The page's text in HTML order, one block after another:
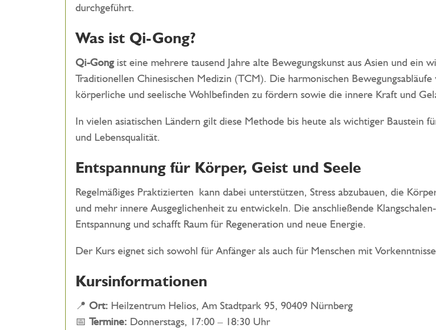
durchgeführt.
Was ist Qi-Gong?
Qi-Gongist eine mehrere tausend Jahre alte Bewegungskunst aus Asien und ein
Traditionellen Chinesischen Medizin (TCM). Die harmonischen
körperliche und seelische Wohlbefinden zu fördern sowie die innere Kraft und
In vielen asiatischen Ländern gilt diese Methode bis heute als wichtiger Baustein
und Lebensqualität.
Entspannung für Körper, Geist und Seele
Regelmäßiges Praktizierten kann dabei unterstützen, Stress abzubauen, die
und mehr innere Ausgeglichenheit zu entwickeln. Die anschließende
Entspannung und schafft Raum für Regeneration und neue Energie.
Der Kurs eignet sich sowohl für Anfänger als auch für Menschen mit
Kursinformationen
📍Ort: Heilzentrum Helios, Am Stadtpark 95, 90409 Nürnberg
📅Termine: Donnerstags, 17:00 – 18:30 Uhr